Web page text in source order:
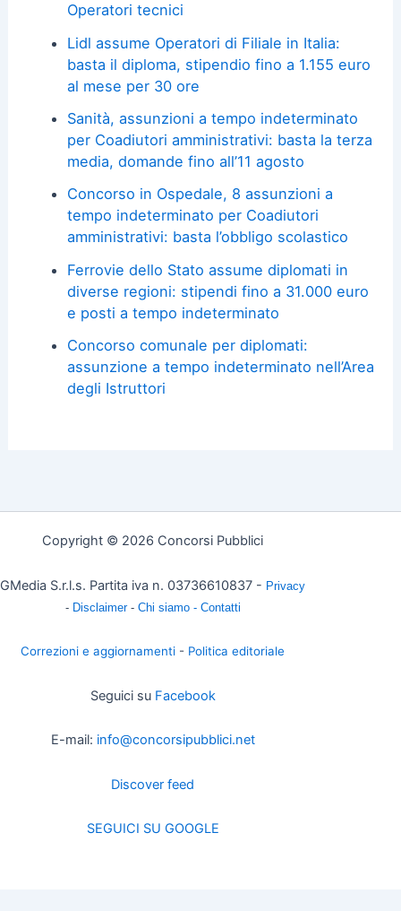
Operatori tecnici
Lidl assume Operatori di Filiale in Italia:
basta il diploma, stipendio fino a 1.155 euro
al mese per 30 ore
Sanità, assunzioni a tempo indeterminato
per Coadiutori amministrativi: basta la terza
media, domande fino all’11 agosto
Concorso in Ospedale, 8 assunzioni a
tempo indeterminato per Coadiutori
amministrativi: basta l’obbligo scolastico
Ferrovie dello Stato assume diplomati in
diverse regioni: stipendi fino a 31.000 euro
e posti a tempo indeterminato
Concorso comunale per diplomati:
assunzione a tempo indeterminato nell’Area
degli Istruttori
Copyright © 2026 Concorsi Pubblici
GMedia S.r.l.s. Partita iva n. 03736610837 - Privacy
- Disclaimer - Chi siamo - Contatti
Correzioni e aggiornamenti - Politica editoriale
Seguici su Facebook
E-mail: info@concorsipubblici.net
Discover feed
SEGUICI SU GOOGLE